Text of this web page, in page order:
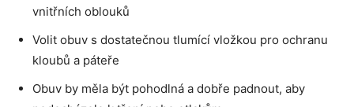
vnitřních oblouků
Volit obuv s dostatečnou tlumící vložkou pro ochranu
kloubů a páteře
Obuv by měla být pohodlná a dobře padnout, aby